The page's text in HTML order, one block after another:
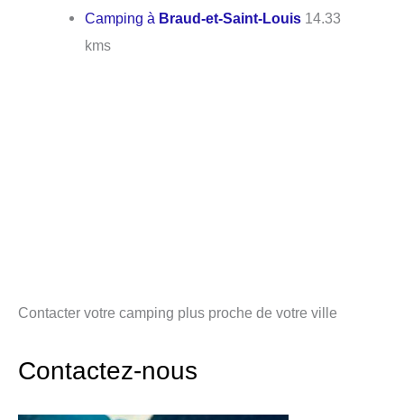
Camping à Braud-et-Saint-Louis 14.33
kms
Contacter votre camping plus proche de votre ville
Contactez-nous